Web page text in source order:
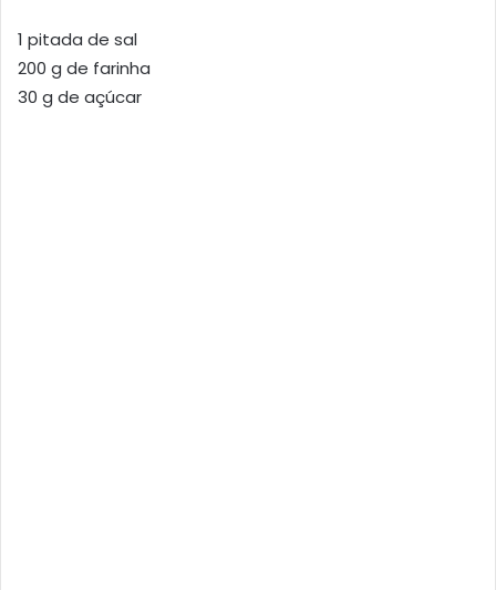
1 pitada de sal
200 g de farinha
30 g de açúcar